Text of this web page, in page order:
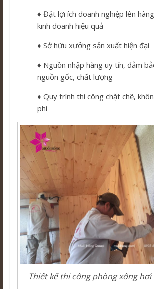
♦ Đặt lợi ích doanh nghiệp lên
kinh doanh hiệu quả
♦ Sở hữu xưởng sản xuất hiện đại
♦ Nguồn nhập hàng uy tín, đảm
nguồn gốc, chất lượng
♦ Quy trình thi công chặt chẽ,
phí
Thiết kế thi công phòng xông